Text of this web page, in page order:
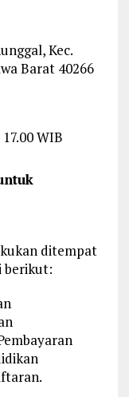
Kec.
Barat 40266
WIB
ditempat
berikut: